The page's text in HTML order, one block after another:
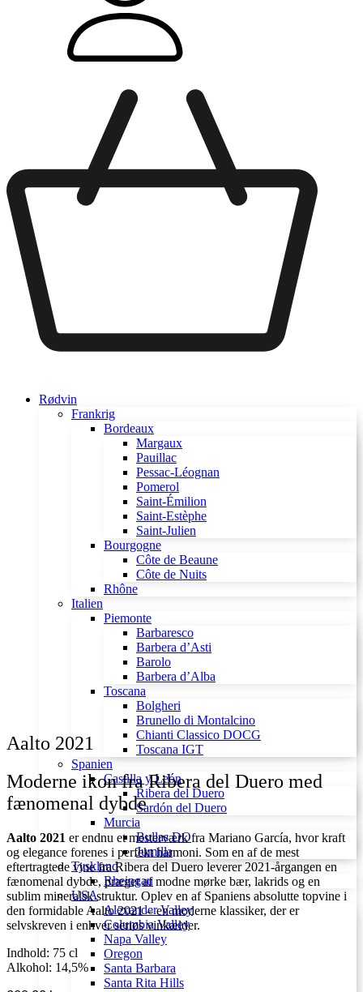
Rødvin
Frankrig
Bordeaux
Margaux
Pauillac
Pessac-Léognan
Pomerol
Saint-Émilion
Saint-Estèphe
Saint-Julien
Bourgogne
Côte de Beaune
Côte de Nuits
Rhône
Italien
Piemonte
Barbaresco
Barbera d’Asti
Barolo
Barbera d’Alba
Toscana
Bolgheri
Brunello di Montalcino
Chianti Classico DOCG
Toscana IGT
Spanien
Castilla y León
Ribera del Duero
Sardón del Duero
Murcia
Bullas DO
Jumilla
Tyskland
Rheingau
USA
Alexander Valley
Columbia Valley
Napa Valley
Oregon
Santa Barbara
Santa Rita Hills
Aalto 2021
Moderne ikon fra Ribera del Duero med
fænomenal dybde
Aalto 2021 er endnu et mesterværk fra Mariano García, hvor kraft
og elegance forenes i perfekt harmoni. Som en af de mest
eftertragtede vine fra Ribera del Duero leverer 2021-årgangen en
fænomenal dybde, præget af modne mørke bær, lakrids og en
sublim mineralsk struktur. Oplev en af Spaniens absolutte topvine i
den formidable Aalto 2021 – en moderne klassiker, der er
selvskreven i enhver seriøs vinkælder.
Indhold: 75 cl
Alkohol: 14,5%